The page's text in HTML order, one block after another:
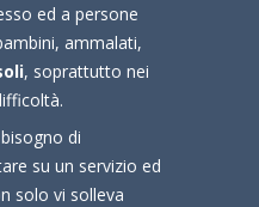
ed a persone
ammalati,
, soprattutto nei
di
su un servizio ed
solo vi solleva